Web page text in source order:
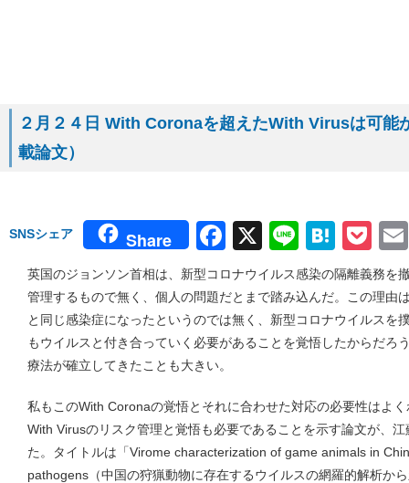
２月２４日 With Coronaを超えたWith Virusは可能
載論文）
SNSシェア Share Facebook
X Line
英国のジョンソン首相は、新型コロナウイルス感染の隔離義務を
管理するもので無く、個人の問題だとまで踏み込んだ。この理由
と同じ感染症になったというのでは無く、新型コロナウイルスを
もウイルスと付き合っていく必要があることを覚悟したからだろ
療法が確立してきたことも大きい。
私もこのWith Coronaの覚悟とそれに合わせた対応の必要性はよ
With Virusのリスク管理と覚悟も必要であることを示す論文が、
た。タイトルは「Virome characterization of game animals in
pathogens（中国の狩猟動物に存在するウイルスの網羅的解析か